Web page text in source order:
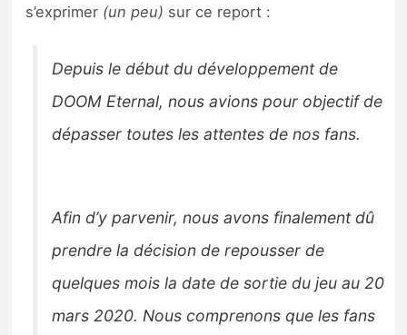
s’exprimer (un peu) sur ce report :
Depuis le début du développement de
DOOM Eternal, nous avions pour objectif de
dépasser toutes les attentes de nos fans.
Afin d’y parvenir, nous avons finalement dû
prendre la décision de repousser de
quelques mois la date de sortie du jeu au 20
mars 2020. Nous comprenons que les fans